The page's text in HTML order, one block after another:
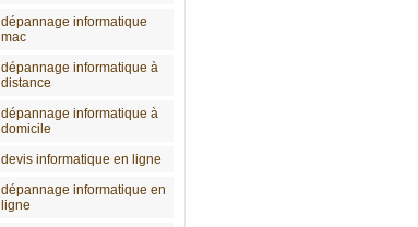
dépannage informatique
mac
dépannage informatique à
distance
dépannage informatique à
domicile
devis informatique en ligne
dépannage informatique en
ligne